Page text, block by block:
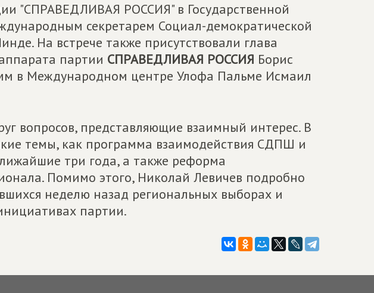
"СПРАВЕДЛИВАЯ РОССИЯ" в Государственной
секретарем Социал-демократической
На встрече также присутствовали глава
партии СПРАВЕДЛИВАЯ РОССИЯ Борис
в Международном центре Улофа Пальме Исмаил
вопросов, представляющие взаимный интерес. В
темы, как программа взаимодействия СДПШ и
три года, а также реформа
Помимо этого, Николай Левичев подробно
неделю назад региональных выборах и
партии.